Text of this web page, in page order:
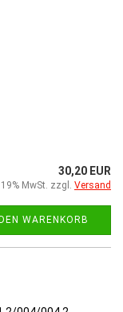
30,20 EUR
MwSt. zzgl. Versand
DEN WARENKORB